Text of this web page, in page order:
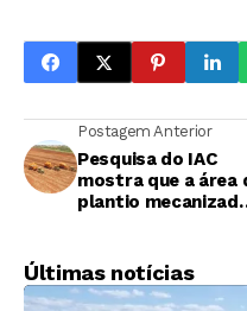
Postagem Anterior
Pesquisa do IAC
mostra que a área
plantio
Últimas notícias